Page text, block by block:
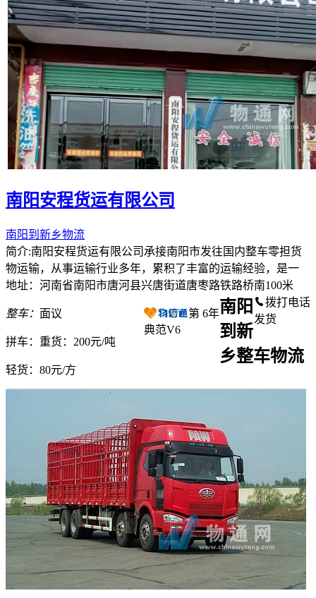
南阳安程货运有限公司
南阳到新乡物流
简介:南阳安程货运有限公司承接南阳市发往国内整车零担货
物运输，从事运输行业多年，累积了丰富的运输经验，是一
地址：河南省南阳市唐河县兴唐街道唐枣路铁路桥南100米
整车： 面议
拼车： 重货：200元/吨
轻货： 80元/方
第 6年
典范V6
拨打电话
发货
南阳
到新
乡整车物流